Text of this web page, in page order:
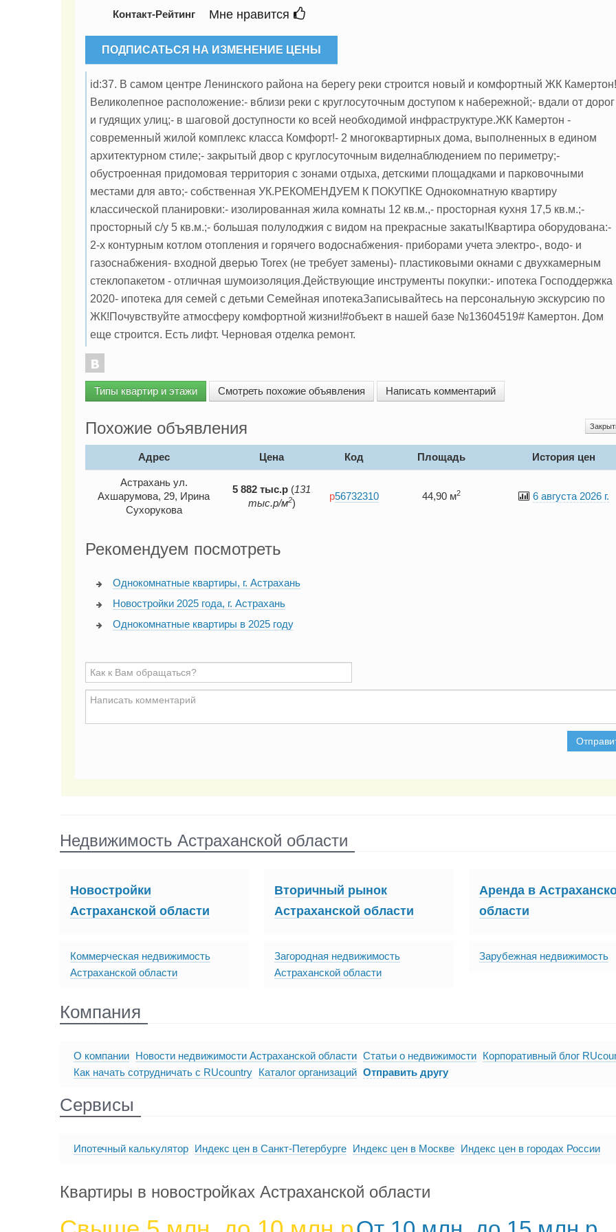
Контакт-Рейтинг Мне нравится
ПОДПИСАТЬСЯ НА ИЗМЕНЕНИЕ ЦЕНЫ
id:37. В самом центре Ленинского района на берегу реки строится новый и комфортный ЖК Камертон!
Великолепное расположение:- вблизи реки с круглосуточным доступом к набережной;- вдали от дорог
и гудящих улиц;- в шаговой доступности ко всей необходимой инфраструктуре.ЖК Камертон -
современный жилой комплекс класса Комфорт!- 2 многоквартирных дома, выполненных в едином
архитектурном стиле;- закрытый двор с круглосуточным виделнаблюдением по периметру;-
обустроенная придомовая территория с зонами отдыха, детскими площадками и парковочными
местами для авто;- собственная УК.РЕКОМЕНДУЕМ К ПОКУПКЕ Однокомнатную квартиру
классической планировки:- изолированная жила комнаты 12 кв.м.,- просторная кухня 17,5 кв.м.;-
просторный с/у 5 кв.м.;- большая полулоджия с видом на прекрасные закаты!Квартира оборудована:-
2-х контурным котлом отопления и горячего водоснабжения- приборами учета электро-, водо- и
газоснабжения- входной дверью Torex (не требует замены)- пластиковыми окнами с двухкамерным
стеклопакетом - отличная шумоизоляция.Действующие инструменты покупки:- ипотека Господдержка
2020- ипотека для семей с детьми Семейная ипотекаЗаписывайтесь на персональную экскурсию по
ЖК!Почувствуйте атмосферу комфортной жизни!#объект в нашей базе №13604519# Камертон. Дом
еще строится. Есть лифт. Черновая отделка ремонт.
Типы квартир и этажи Смотреть похожие объявления Написать комментарий
Похожие объявления
Адрес Цена Код Площадь История цен
Астрахань ул.
Ахшарумова, 29, Ирина
Сухорукова
5 882 тыс.р (131
тыс.р/м2)
p56732310 44,90 м2 6 августа 2026 г.
Рекомендуем посмотреть
Однокомнатные квартиры, г. Астрахань
Новостройки 2025 года, г. Астрахань
Однокомнатные квартиры в 2025 году
Недвижимость Астраханской области
Новостройки
Астраханской области
Вторичный рынок
Астраханской области
Аренда в
области
Коммерческая недвижимость
Астраханской области
Загородная недвижимость
Астраханской области
Зарубежная недвижимость
Компания
О компании Новости недвижимости Астраханской области Статьи о недвижимости Корпоративный блог
Как начать сотрудничать с RUcountry Каталог организаций Отправить другу
Сервисы
Ипотечный калькулятор Индекс цен в Санкт-Петербурге Индекс цен в Москве Индекс цен в городах России
Квартиры в новостройках Астраханской области